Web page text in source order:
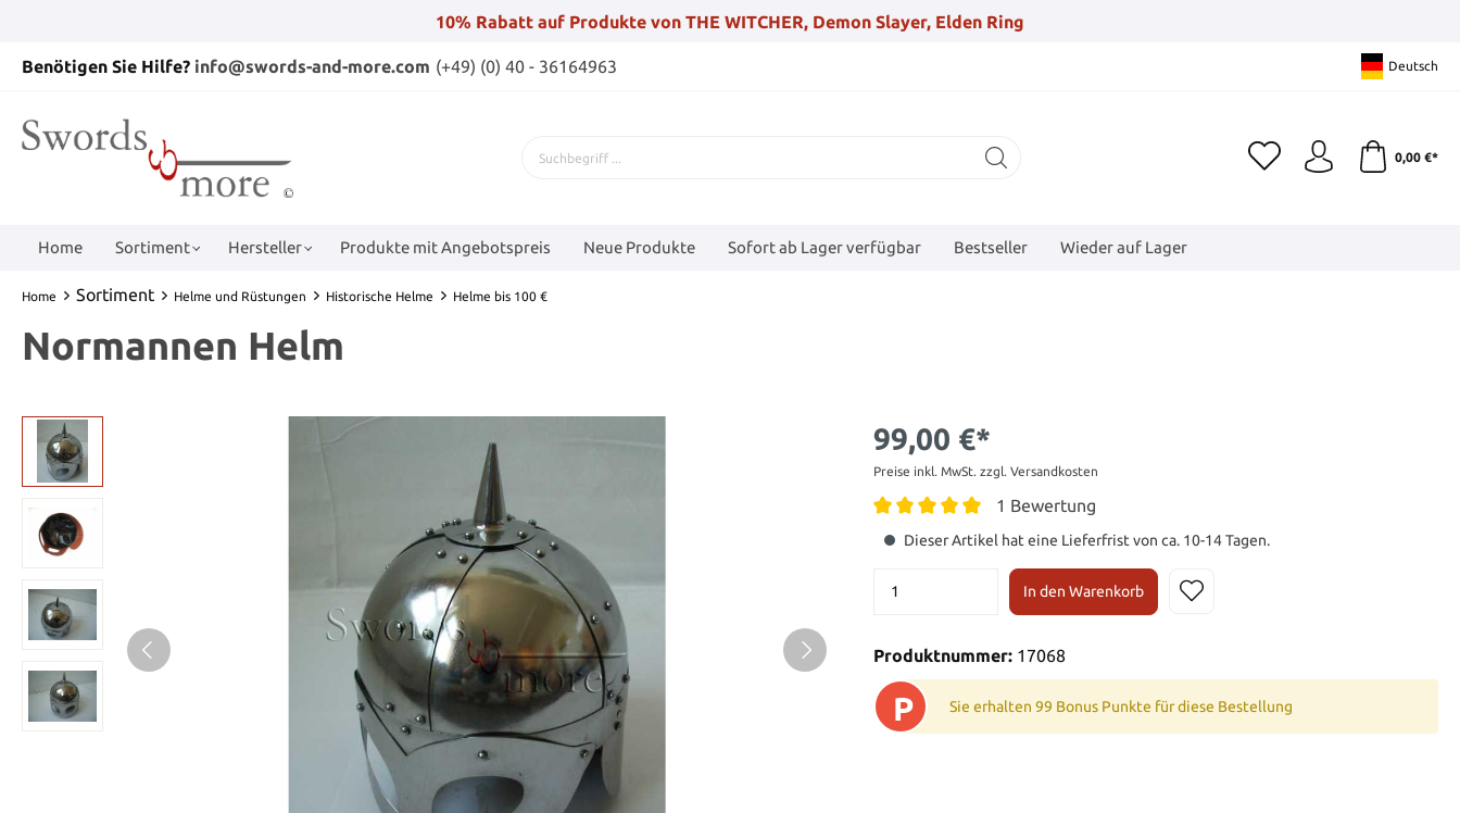
10% Rabatt auf Produkte von THE WITCHER, Demon Slayer, Elden Ring
Benötigen Sie Hilfe? info@swords-and-more.com (+49) (0) 40 - 36164963 Deutsch
0,00 €*
Home Sortiment Hersteller Produkte mit Angebotspreis Neue Produkte Sofort ab Lager verfügbar Bestseller Wieder auf Lager
Home Sortiment Helme und Rüstungen Historische Helme Helme bis 100 €
Normannen Helm
99,00 €*
Preise inkl. MwSt. zzgl. Versandkosten
1 Bewertung
Dieser Artikel hat eine Lieferfrist von ca. 10-14 Tagen.
In den Warenkorb
Produktnummer: 17068
P Sie erhalten 99 Bonus Punkte für diese Bestellung